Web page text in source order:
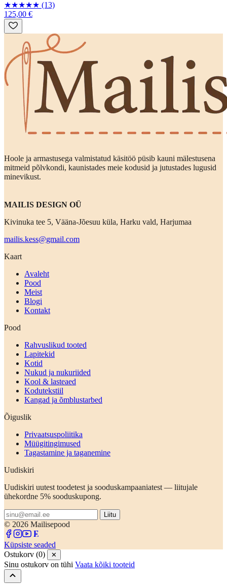
★★★★★ (13)
125,00 €
Hoole ja armastusega valmistatud käsitöö püsib kauni mälestusena
mitmeid põlvkondi, kaunistades meie kodusid ja jutustades lugusid
minevikust.
MAILIS DESIGN OÜ
Kivinuka tee 5, Vääna-Jõesuu küla, Harku vald, Harjumaa
mailis.kess@gmail.com
Kaart
Avaleht
Pood
Meist
Blogi
Kontakt
Pood
Rahvuslikud tooted
Lapitekid
Kotid
Nukud ja nukuriided
Kool & lasteaed
Kodutekstiil
Kangad ja õmblustarbed
Õiguslik
Privaatsuspoliitika
Müügitingimused
Tagastamine ja taganemine
Uudiskiri
Uudiskiri uutest toodetest ja sooduskampaaniatest — liitujale
ühekordne 5% sooduskupong.
Liitu
© 2026 Mailisepood
Küpsiste seaded
Ostukorv (0)
✕
Sinu ostukorv on tühi Vaata kõiki tooteid